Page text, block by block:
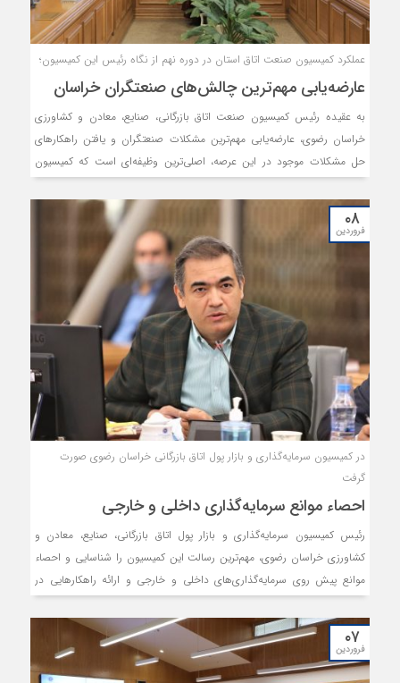
عملکرد کمیسیون صنعت اتاق استان در دوره نهم از نگاه رئیس این کمیسیون؛
عارضه‌یابی مهم‌ترین چالش‌های صنعتگران خراسان
به عقیده رئیس کمیسیون صنعت اتاق بازرگانی، صنایع، معادن و کشاورزی
خراسان رضوی، عارضه‌یابی مهم‌ترین مشکلات صنعتگران و یافتن راهکارهای
حل مشکلات موجود در این عرصه، اصلی‌ترین وظیفه‌ای است که کمیسیون
صنعت اتاق برعهده دارد.
۰۸
فروردین
در کمیسیون سرمایه‌گذاری و بازار پول اتاق بازرگانی خراسان رضوی صورت
گرفت
احصاء موانع سرمایه‌گذاری داخلی و خارجی
رئیس کمیسیون سرمایه‌گذاری و بازار پول اتاق بازرگانی، صنایع، معادن و
کشاورزی خراسان رضوی، مهم‌ترین رسالت این کمیسیون را شناسایی و احصاء
موانع پیش روی سرمایه‌گذاری‌های داخلی و خارجی و ارائه راهکارهایی در
جهت رفع این موانع، به دستگاه‌های ذی‌ربط می‌داند.
۰۷
فروردین